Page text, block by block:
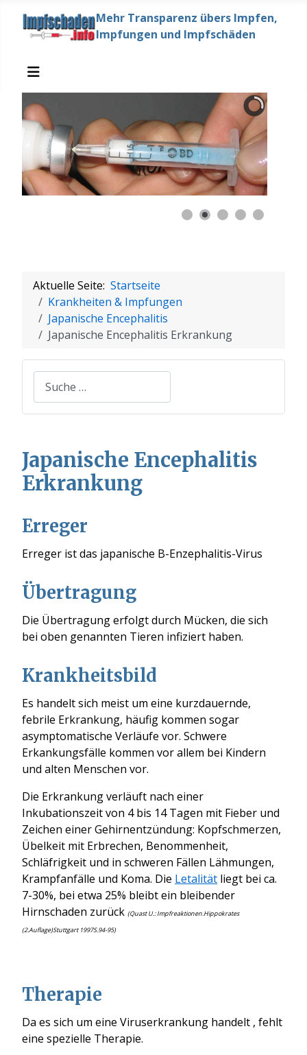
Mehr Transparenz übers Impfen,
Impfungen und Impfschäden
Aktuelle Seite: Startseite
Krankheiten & Impfungen
Japanische Encephalitis
Japanische Encephalitis Erkrankung
Suchen
Japanische Encephalitis
Erkrankung
Erreger
Erreger ist das japanische B-Enzephalitis-Virus
Übertragung
Die Übertragung erfolgt durch Mücken, die sich
bei oben genannten Tieren infiziert haben.
Krankheitsbild
Es handelt sich meist um eine kurzdauernde,
febrile Erkrankung, häufig kommen sogar
asymptomatische Verläufe vor. Schwere
Erkankungsfälle kommen vor allem bei Kindern
und alten Menschen vor.
Die Erkrankung verläuft nach einer
Inkubationszeit von 4 bis 14 Tagen mit Fieber und
Zeichen einer Gehirnentzündung: Kopfschmerzen,
Übelkeit mit Erbrechen, Benommenheit,
Schläfrigkeit und in schweren Fällen Lähmungen,
Krampfanfälle und Koma. Die Letalität liegt bei ca.
7-30%, bei etwa 25% bleibt ein bleibender
Hirnschaden zurück (Quast U.: Impfreaktionen.Hippokrates
(2.Auflage)Stuttgart 1997S.94-95)
Therapie
Da es sich um eine Viruserkrankung handelt , fehlt
eine spezielle Therapie.